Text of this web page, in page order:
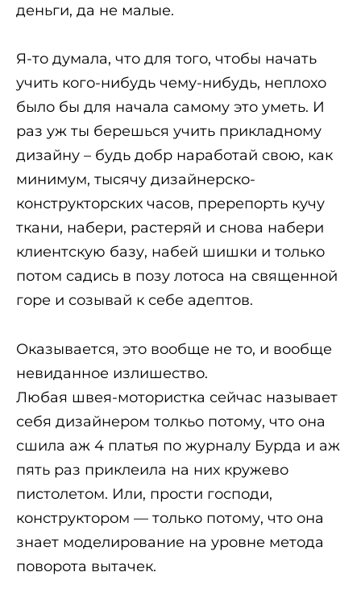
деньги, да не малые.
Я-то думала, что для того, чтобы начать
учить кого-нибудь чему-нибудь, неплохо
было бы для начала самому это уметь. И
раз уж ты берешься учить прикладному
дизайну – будь добр наработай свою, как
минимум, тысячу дизайнерско-
конструкторских часов, пререпорть кучу
ткани, набери, растеряй и снова набери
клиентскую базу, набей шишки и только
потом садись в позу лотоса на священной
горе и созывай к себе адептов.
Оказывается, это вообще не то, и вообще
невиданное излишество.
Любая швея-мотористка сейчас называет
себя дизайнером толкьо потому, что она
сшила аж 4 платья по журналу Бурда и аж
пять раз приклеила на них кружево
пистолетом. Или, прости господи,
конструктором — только потому, что она
знает моделирование на уровне метода
поворота вытачек.